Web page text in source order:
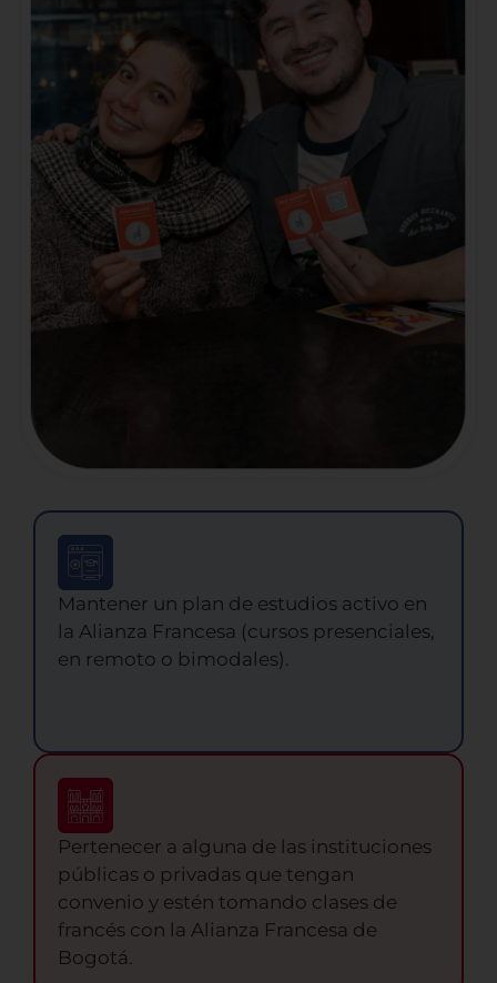
Mantener un plan de estudios activo en
la Alianza Francesa (cursos presenciales,
en remoto o bimodales).
Pertenecer a alguna de las instituciones
públicas o privadas que tengan
convenio y estén tomando clases de
francés con la Alianza Francesa de
Bogotá.